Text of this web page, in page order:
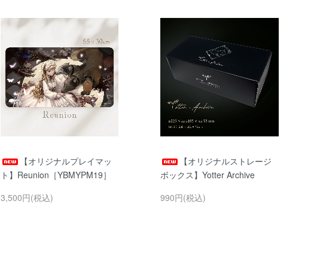
【オリジナルプレイマッ
ト】Reunion［YBMYPM19］
3,500円(税込)
【オリジナルストレージ
ボックス】Yotter Archive
990円(税込)